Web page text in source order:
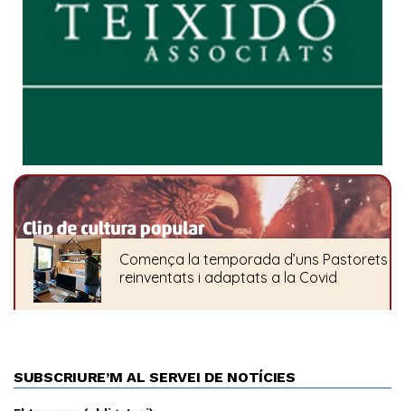
SUBSCRIURE’M AL SERVEI DE NOTÍCIES